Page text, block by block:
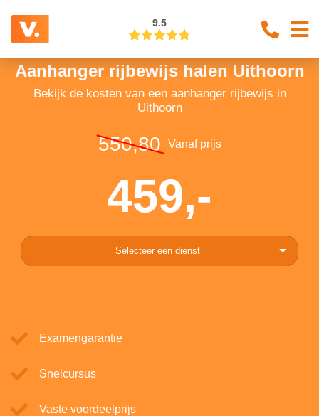
9.5
Aanhanger rijbewijs halen Uithoorn
Bekijk de kosten van een aanhanger rijbewijs in
Uithoorn
550,80 Vanaf prijs
459,-
Selecteer een dienst
Examengarantie
Snelcursus
Vaste voordeelprijs